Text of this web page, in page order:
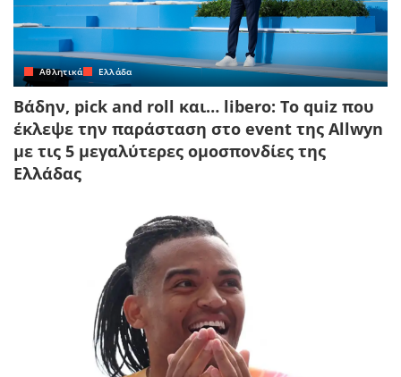
Αθλητικά Ελλάδα
Βάδην, pick and roll και… libero: Το quiz που
έκλεψε την παράσταση στο event της Allwyn
με τις 5 μεγαλύτερες ομοσπονδίες της
Ελλάδας